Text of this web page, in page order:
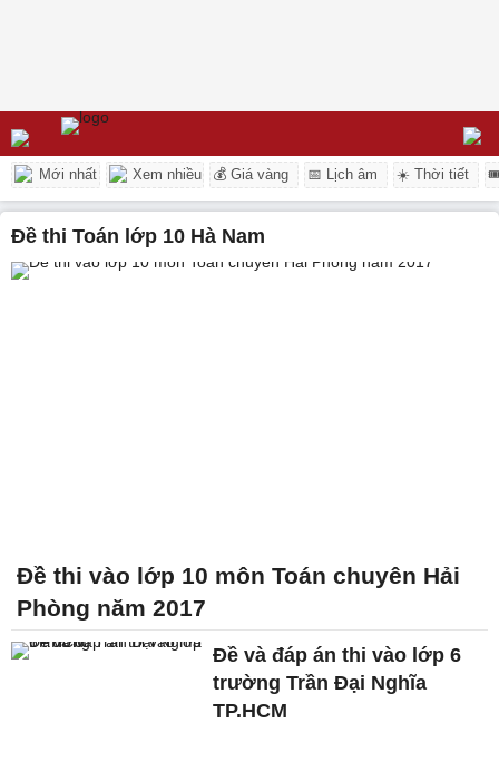
Mới nhất Xem nhiều 💰 Giá vàng 📅 Lịch âm ☀️ Thời tiết
Đề thi Toán lớp 10 Hà Nam
Đề thi vào lớp 10 môn Toán chuyên Hải
Phòng năm 2017
Đề và đáp án thi vào lớp 6
trường Trần Đại Nghĩa
TP.HCM